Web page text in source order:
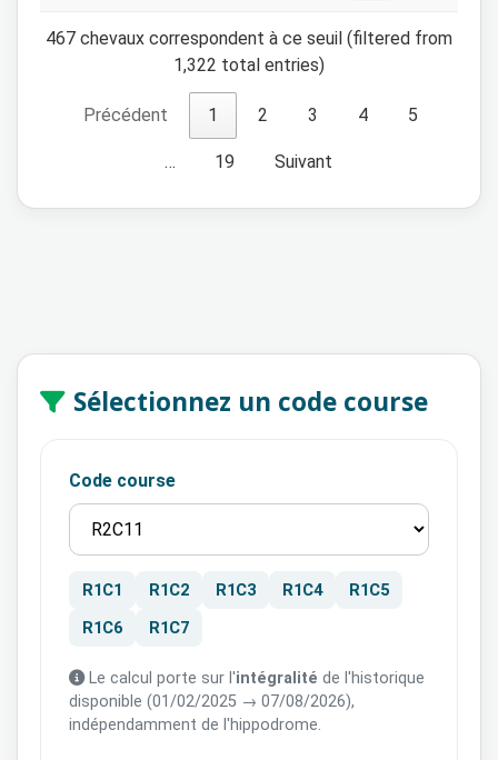
467 chevaux correspondent à ce seuil (filtered from
1,322 total entries)
Précédent 1 2 3 4 5
… 19 Suivant
Sélectionnez un code course
Code course
R1C1 R1C2 R1C3 R1C4
R1C5
R1C6
R1C7
Le calcul porte sur l'intégralité de l'historique
disponible (01/02/2025 → 07/08/2026),
indépendamment de l'hippodrome.